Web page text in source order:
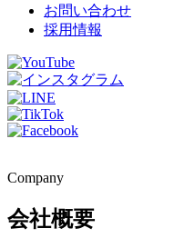
お問い合わせ
採用情報
Company
会社概要